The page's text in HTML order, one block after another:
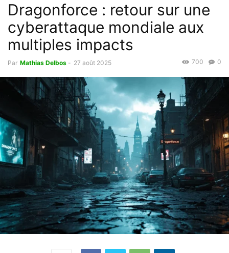
Dragonforce : retour sur une
cyberattaque mondiale aux
multiples impacts
Par Mathias Delbos - 27 août 2025 0
700